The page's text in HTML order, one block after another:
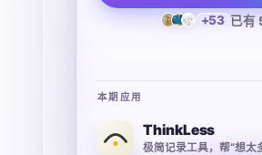
+53 已有
本期应用
ThinkLess